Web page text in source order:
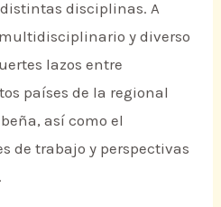
disciplinas. A
y diverso
lazos entre
países de la regional
así como el
de trabajo y perspectivas